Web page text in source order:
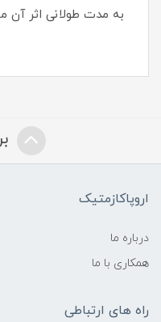
به مدت طولانی اثر آن
اروپاکازمتیک
درباره ما
همکاری با ما
راه های ارتباطی